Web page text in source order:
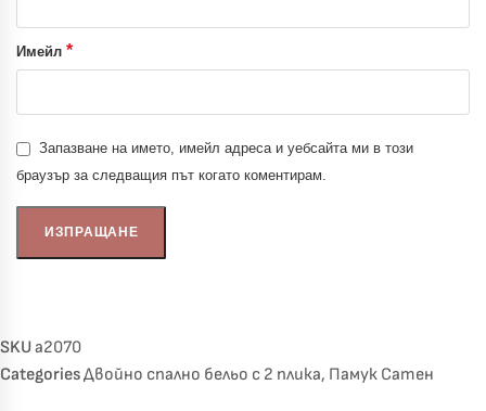
Имейл *
Запазване на името, имейл адреса и уебсайта ми в този
браузър за следващия път когато коментирам.
SKUa2070
CategoriesДвойно спално бельо с 2 плика, Памук Сатен